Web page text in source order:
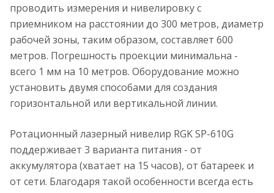
проводить измерения и нивелировку с
приемником на расстоянии до 300 метров, диаметр
рабочей зоны, таким образом, составляет 600
метров. Погрешность проекции минимальна -
всего 1 мм на 10 метров. Оборудование можно
установить двумя способами для создания
горизонтальной или вертикальной линии.
Ротационный лазерный нивелир RGK SP-610G
поддерживает 3 варианта питания - от
аккумулятора (хватает на 15 часов), от батареек и
от сети. Благодаря такой особенности всегда есть